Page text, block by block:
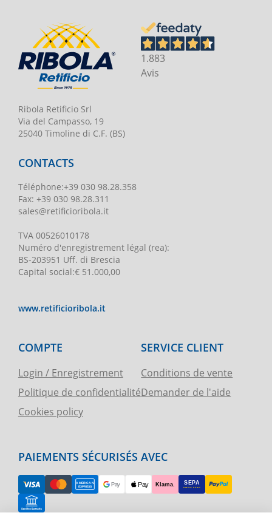
Ribola Retificio Srl
Via del Campasso, 19
25040 Timoline di C.F. (BS)
1.883
Avis
CONTACTS
Téléphone:+39 030 98.28.358
Fax: +39 030 98.28.311
sales@retificioribola.it
TVA 00526010178
Numéro d'enregistrement légal (rea):
BS-203951 Uff. di Brescia
Capital social:€ 51.000,00
www.retificioribola.it
COMPTE
Login / Enregistrement
Politique de confidentialité
Cookies policy
SERVICE CLIENT
Conditions de vente
Demander de l'aide
PAIEMENTS SÉCURISÉS AVEC